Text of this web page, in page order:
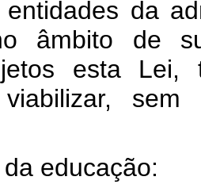
da
âmbito de
esta Lei,
educação: